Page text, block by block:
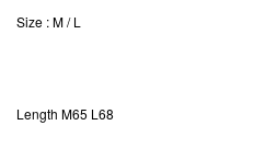
Size : M / L
Length M65 L68